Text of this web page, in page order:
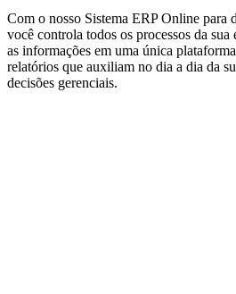
Com o nosso Sistema ERP Online para
você controla todos os processos da
as informações em uma única
relatórios que auxiliam no dia a dia da
decisões gerenciais.